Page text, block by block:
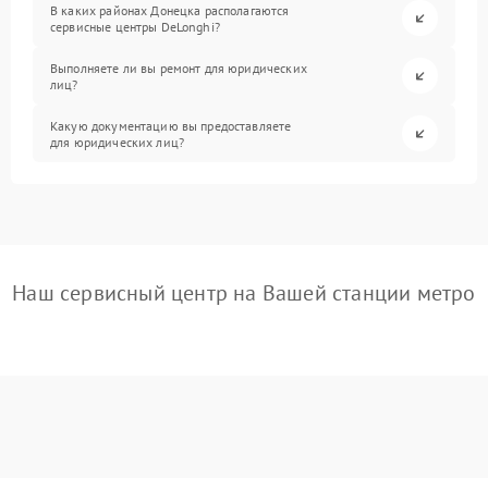
В каких районах Донецка располагаются
сервисные центры DeLonghi?
Выполняете ли вы ремонт для юридических
лиц?
Какую документацию вы предоставляете
для юридических лиц?
Наш сервисный центр на Вашей станции метро